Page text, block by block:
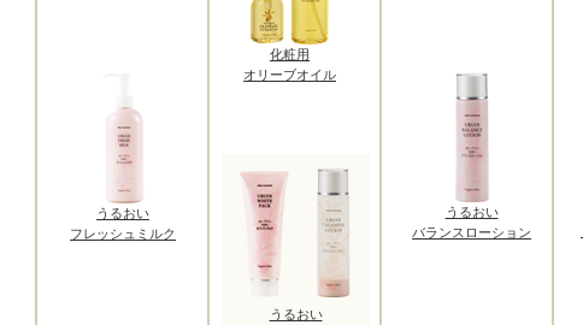
うるおい
フレッシュミルク
化粧用
オリーブオイル
うるおい
うるおい
バランスローション